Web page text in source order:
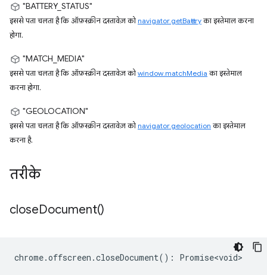
"BATTERY_STATUS"
इससे पता चलता है कि ऑफ़स्क्रीन दस्तावेज़ को navigator.getBattery का इस्तेमाल करना
होगा.
"MATCH_MEDIA"
इससे पता चलता है कि ऑफ़स्क्रीन दस्तावेज़ को window.matchMedia का इस्तेमाल
करना होगा.
"GEOLOCATION"
इससे पता चलता है कि ऑफ़स्क्रीन दस्तावेज़ को navigator.geolocation का इस्तेमाल
करना है.
तरीके
closeDocument()
chrome.offscreen .closeDocument() : Promise<void>